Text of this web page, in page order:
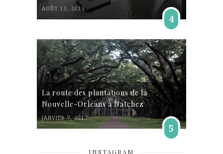
AOÛT 15, 2015
4
La route des plantations de la
Nouvelle-Orléans à Natchez
JANVIER 7, 2017
5
INSTAGRAM